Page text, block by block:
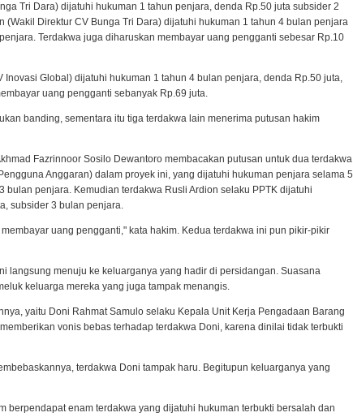
Tri Dara) dijatuhi hukuman 1 tahun penjara, denda Rp.50 juta subsider 2
(Wakil Direktur CV Bunga Tri Dara) dijatuhi hukuman 1 tahun 4 bulan penjara
Terdakwa juga diharuskan membayar uang pengganti sebesar Rp.10
Inovasi Global) dijatuhi hukuman 1 tahun 4 bulan penjara, denda Rp.50 juta,
uang pengganti sebanyak Rp.69 juta.
banding, sementara itu tiga terdakwa lain menerima putusan hakim
Fazrinnoor Sosilo Dewantoro membacakan putusan untuk dua terdakwa
Anggaran) dalam proyek ini, yang dijatuhi hukuman penjara selama 5
bulan penjara. Kemudian terdakwa Rusli Ardion selaku PPTK dijatuhi
subsider 3 bulan penjara.
uang pengganti," kata hakim. Kedua terdakwa ini pun pikir-pikir
langsung menuju ke keluarganya yang hadir di persidangan. Suasana
keluarga mereka yang juga tampak menangis.
yaitu Doni Rahmat Samulo selaku Kepala Unit Kerja Pengadaan Barang
vonis bebas terhadap terdakwa Doni, karena dinilai tidak terbukti
terdakwa Doni tampak haru. Begitupun keluarganya yang
berpendapat enam terdakwa yang dijatuhi hukuman terbukti bersalah dan